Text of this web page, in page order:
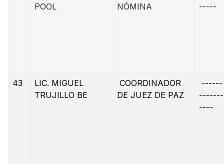
POOL
NÓMINA
-----
43
LIC. MIGUEL
TRUJILLO BE
COORDINADOR
DE JUEZ DE PAZ
------
-------
----